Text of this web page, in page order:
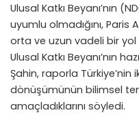
Ulusal Katkı Beyanı’nın
uyumlu olmadığını,
orta ve uzun vadeli bir
Ulusal Katkı Beyanı’nın
Şahin, raporla Türkiye’nin
dönüşümünün bilimsel
amaçladıklarını söyledi.